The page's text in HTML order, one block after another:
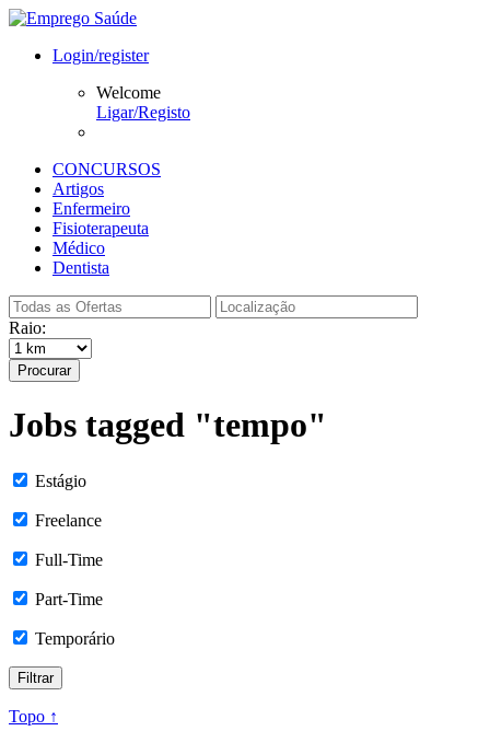
Login/register
Welcome
Ligar/Registo
CONCURSOS
Artigos
Enfermeiro
Fisioterapeuta
Médico
Dentista
Raio:
Procurar
Jobs tagged "tempo"
Estágio
Freelance
Full-Time
Part-Time
Temporário
Topo ↑